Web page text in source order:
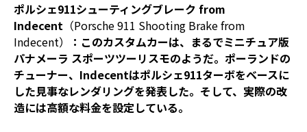
ポルシェ911シューティングブレーク from
Indecent （Porsche 911 Shooting Brake from
Indecent）
：このカスタムカーは、まるでミニチュア版
パナメーラ スポーツツーリスモのようだ。ポーランドの
チューナー、Indecentはポルシェ911ターボをベースに
した見事なレンダリングを発表した。そして、実際の改
造には高額な料金を設定している。